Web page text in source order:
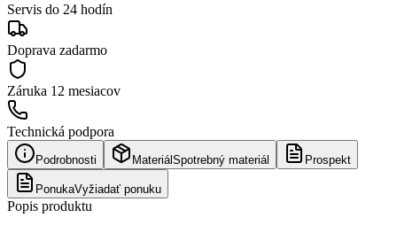
Servis do 24 hodín
Doprava zadarmo
Záruka 12 mesiacov
Technická podpora
Podrobnosti Materiál Spotrebný materiál Prospekt
PonukaVyžiadať ponuku
Popis produktu